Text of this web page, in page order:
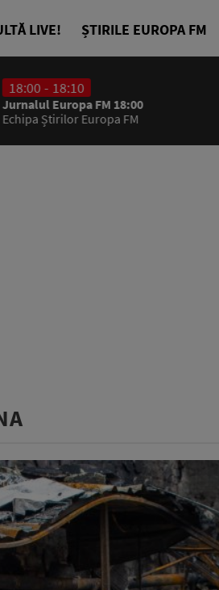
LIVE! ȘTIRILE EUROPA FM